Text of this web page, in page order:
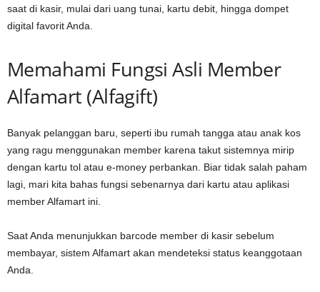
saat di kasir, mulai dari uang tunai, kartu debit, hingga dompet
digital favorit Anda.
Memahami Fungsi Asli Member
Alfamart (Alfagift)
Banyak pelanggan baru, seperti ibu rumah tangga atau anak kos
yang ragu menggunakan member karena takut sistemnya mirip
dengan kartu tol atau e-money perbankan. Biar tidak salah paham
lagi, mari kita bahas fungsi sebenarnya dari kartu atau aplikasi
member Alfamart ini.
Saat Anda menunjukkan barcode member di kasir sebelum
membayar, sistem Alfamart akan mendeteksi status keanggotaan
Anda.